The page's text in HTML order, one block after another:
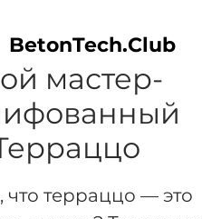
BetonTech.Club
мастер-
терраццо — это